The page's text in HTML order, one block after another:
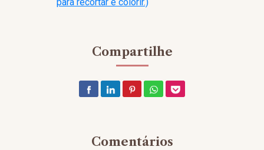
para recortar e colorir.)
Compartilhe
Comentários